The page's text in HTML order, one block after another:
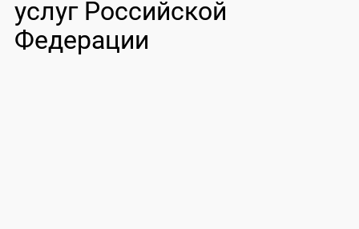
услуг Российской
Федерации